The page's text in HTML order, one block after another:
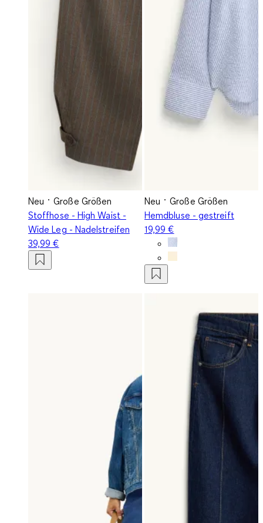
Neu
Große Größen
Stoffhose - High Waist -
Wide Leg - Nadelstreifen
39,99 €
Neu
Große Größen
Hemdbluse - gestreift
19,99 €